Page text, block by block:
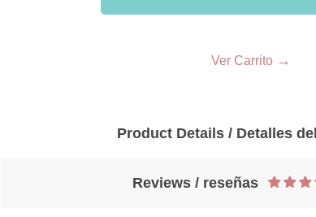
Ver Carrito →
Product Details / Detalles
Reviews / reseñas